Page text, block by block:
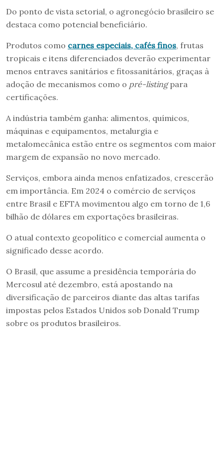
Do ponto de vista setorial, o agronegócio brasileiro se
destaca como potencial beneficiário.
Produtos como carnes especiais, cafés finos, frutas
tropicais e itens diferenciados deverão experimentar
menos entraves sanitários e fitossanitários, graças à
adoção de mecanismos como o pré-listingpara
certificações.
A indústria também ganha: alimentos, químicos,
máquinas e equipamentos, metalurgia e
metalomecânica estão entre os segmentos com maior
margem de expansão no novo mercado.
Serviços, embora ainda menos enfatizados, crescerão
em importância. Em 2024 o comércio de serviços
entre Brasil e EFTA movimentou algo em torno de 1,6
bilhão de dólares em exportações brasileiras.
O atual contexto geopolítico e comercial aumenta o
significado desse acordo.
O Brasil, que assume a presidência temporária do
Mercosul até dezembro, está apostando na
diversificação de parceiros diante das altas tarifas
impostas pelos Estados Unidos sob Donald Trump
sobre os produtos brasileiros.